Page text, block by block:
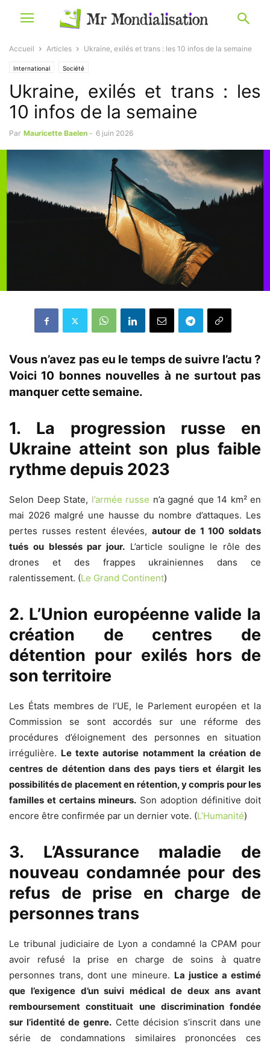
Accueil Articles Ukraine, exilés et trans : les 10 infos de la semaine
International Société
Ukraine, exilés et trans : les
10 infos de la semaine
Par Mauricette Baelen - 6 juin 2026
Vous n’avez pas eu le temps de suivre l’actu ?
Voici 10 bonnes nouvelles à ne surtout pas
manquer cette semaine.
1. La progression russe en
Ukraine atteint son plus faible
rythme depuis 2023
Selon Deep State, l’armée russe n’a gagné que 14 km² en
mai 2026 malgré une hausse du nombre d’attaques. Les
pertes russes restent élevées, autour de 1 100 soldats
tués ou blessés par jour. L’article souligne le rôle des
drones et des frappes ukrainiennes dans ce
ralentissement. (Le Grand Continent)
2. L’Union européenne valide la
création de centres de
détention pour exilés hors de
son territoire
Les États membres de l’UE, le Parlement européen et la
Commission se sont accordés sur une réforme des
procédures d’éloignement des personnes en situation
irrégulière. Le texte autorise notamment la création de
centres de détention dans des pays tiers et élargit les
possibilités de placement en rétention, y compris pour les
familles et certains mineurs. Son adoption définitive doit
encore être confirmée par un dernier vote. (L’Humanité)
3. L’Assurance maladie de
nouveau condamnée pour des
refus de prise en charge de
personnes trans
Le tribunal judiciaire de Lyon a condamné la CPAM pour
avoir refusé la prise en charge de soins à quatre
personnes trans, dont une mineure. La justice a estimé
que l’exigence d’un suivi médical de deux ans avant
remboursement constituait une discrimination fondée
sur l’identité de genre.Cette décision s’inscrit dans une
série de condamnations similaires prononcées ces